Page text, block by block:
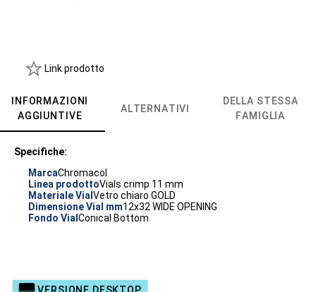
Link prodotto
INFORMAZIONI
AGGIUNTIVE
ALTERNATIVI
DELLA STESSA
FAMIGLIA
Specifiche:
MarcaChromacol
Linea prodottoVials crimp 11 mm
Materiale Vial Vetro chiaro GOLD
Dimensione Vial mm12x32 WIDE OPENING
Fondo Vial Conical Bottom